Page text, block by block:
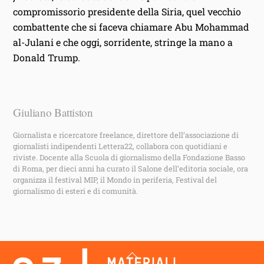
compromissorio presidente della Siria, quel vecchio
combattente che si faceva chiamare Abu Mohammad
al-Julani e che oggi, sorridente, stringe la mano a
Donald Trump.
Giuliano Battiston
Giornalista e ricercatore freelance, direttore dell’associazione di
giornalisti indipendenti Lettera22, collabora con quotidiani e
riviste. Docente alla Scuola di giornalismo della Fondazione Basso
di Roma, per dieci anni ha curato il Salone dell’editoria sociale, ora
organizza il festival MIP, il Mondo in periferia, Festival del
giornalismo di esteri e di comunità.
Back